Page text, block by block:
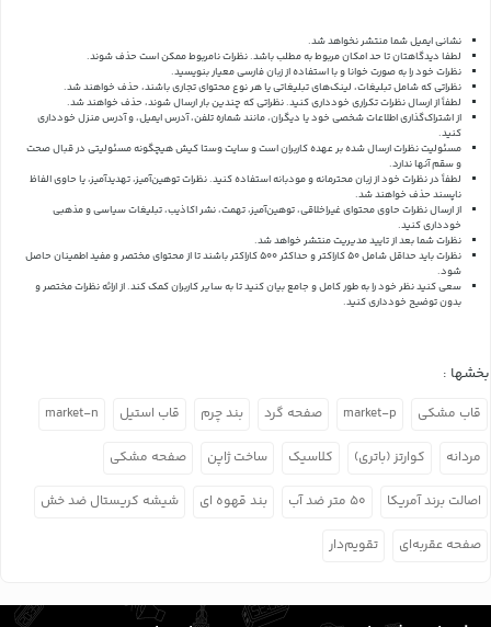
نشانی ایمیل شما منتشر نخواهد شد.
لطفا دیدگاهتان تا حد امکان مربوط به مطلب باشد. نظرات نامربوط ممکن است حذف شوند.
نظرات خود را به صورت خوانا و با استفاده از زبان فارسی معیار بنویسید.
نظراتی که شامل تبلیغات، لینک‌های تبلیغاتی یا هر نوع محتوای تجاری باشند، حذف خواهند شد.
لطفاً از ارسال نظرات تکراری خودداری کنید. نظراتی که چندین بار ارسال شوند، حذف خواهند شد.
از اشتراک‌گذاری اطلاعات شخصی خود یا دیگران، مانند شماره تلفن، آدرس ایمیل، و آدرس منزل خودداری
کنید.
مسئولیت نظرات ارسال شده بر عهده کاربران است و سایت وستا کیش هیچگونه مسئولیتی در قبال صحت
و سقم آنها ندارد.
لطفاً در نظرات خود از زبان محترمانه و مودبانه استفاده کنید. نظرات توهین‌آمیز، تهدیدآمیز، یا حاوی الفاظ
ناپسند حذف خواهند شد.
از ارسال نظرات حاوی محتوای غیراخلاقی، توهین‌آمیز، تهمت، نشر اکاذیب، تبلیغات سیاسی و مذهبی
خودداری کنید.
نظرات شما بعد از تایید مدیریت منتشر خواهد شد.
نظرات باید حداقل شامل 50 کاراکتر و حداکثر 500 کاراکتر باشند تا از محتوای مختصر و مفید اطمینان حاصل
شود.
سعی کنید نظر خود را به طور کامل و جامع بیان کنید تا به سایر کاربران کمک کند.از ارائه نظرات مختصر و
بدون توضیح خودداری کنید.
بخشها :
قاب مشکی market-p صفحه گرد بند چرم قاب استیل market-n
مردانه کوارتز (باتری) کلاسیک ساخت ژاپن صفحه مشکی
اصالت برند آمریکا ۵۰ متر ضد آب بند قهوه ای شیشه کریستال ضد خش
صفحه عقربه‌ای تقویم‌دار